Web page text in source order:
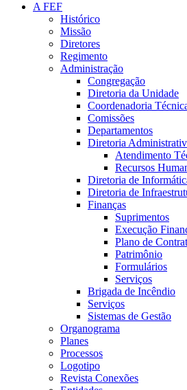
A FEF
Histórico
Missão
Diretores
Regimento
Administração
Congregação
Diretoria da Unidade
Coordenadoria
Comissões
Departamentos
Diretoria
Atendimento
Recursos
Diretoria de
Diretoria de
Finanças
Suprimentos
Execução
Plano de
Patrimônio
Formulários
Serviços
Brigada de Incêndio
Serviços
Sistemas de Gestão
Organograma
Planes
Processos
Logotipo
Revista Conexões